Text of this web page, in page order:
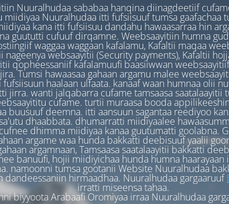
Nuuralhudaa sababaa hanqina diinagdeetiif
miidiyaa Nuuralhudaa itti fufsiisuuf tumsa gaafachaa
kana itti fufsiisuu dandahu hawaasarraa hin
guututti cufuuf dirqamne. Weebsaayitiin humna
waggaa waggaan kafalamu, Kafaltii maqaa
nageenya websaayitii (Security payments), Kafaltii
qopheessaniif kafalamuufi baasiiwwan
Tumsi hawaasaa gahaan argamu malee
haalaan ulfaata. kanaaf waan humnaa olii
jirra. wanti jalqabarra cufame tamsaasa saatalaayitii
cufame. turtii muraasa booda
buusuuf deemna. itti aansuun sagantaa reediyoo
dhaabbata. dhumarratti miidiyaalee
dhimma miidiyaa kanaa guutumatti goolabna.
argame waa hunda bakkatti deebisuuf yaalii
argamnaan, Tamsaasa saatalaayitii bakkatti
banuufi, hojii miidiyichaa hunda humna haarayaan
namoonni tumsa gootanii Website Nuuralhudaa
dandeessaniin hirmaadhaa. Nuuralhudaa gargaaruuf
irratti miseensa tahaa.
biyyoota Arabaafi Oromiyaa irraa Nuuralhudaa